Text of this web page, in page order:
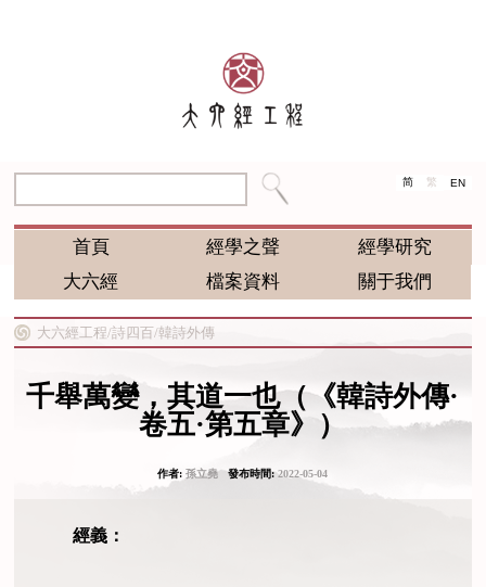
简 繁 EN
首頁 經學之聲
經學研究
大六經
檔案資料 關于我們
大六經工程/詩四百/韓詩外傳
千舉萬變，其道一也（《韓詩外傳·
卷五·第五章》）
作者:孫立堯發布時間:2022-05-04
經義：